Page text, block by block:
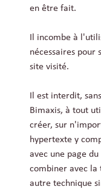
en être fait.
Il incombe à
nécessaires pour
site visité.
Il est interdit,
Bimaxis, à tout
créer, sur
hypertexte y
avec une page
combiner avec
autre technique